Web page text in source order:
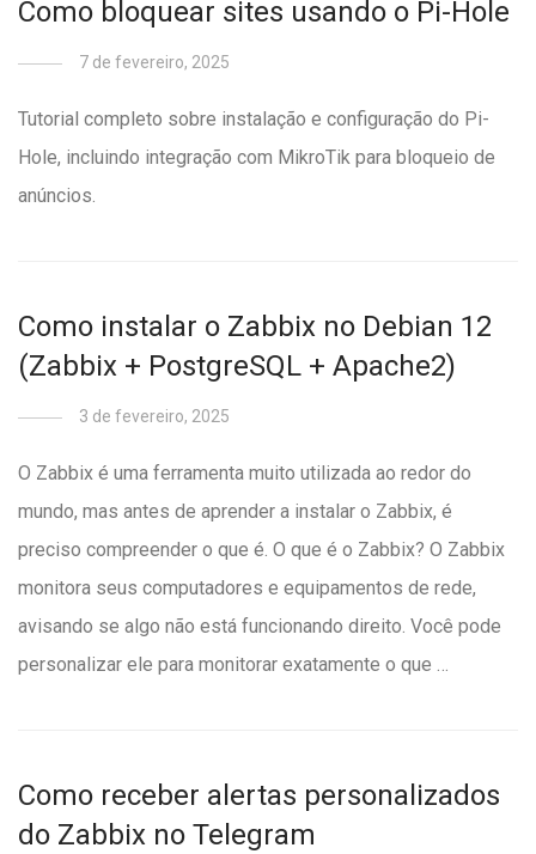
Como bloquear sites usando o Pi-Hole
7 de fevereiro, 2025
Tutorial completo sobre instalação e configuração do Pi-
Hole, incluindo integração com MikroTik para bloqueio de
anúncios.
Como instalar o Zabbix no Debian 12
(Zabbix + PostgreSQL + Apache2)
3 de fevereiro, 2025
O Zabbix é uma ferramenta muito utilizada ao redor do
mundo, mas antes de aprender a instalar o Zabbix, é
preciso compreender o que é. O que é o Zabbix? O Zabbix
monitora seus computadores e equipamentos de rede,
avisando se algo não está funcionando direito. Você pode
personalizar ele para monitorar exatamente o que …
Como receber alertas personalizados
do Zabbix no Telegram